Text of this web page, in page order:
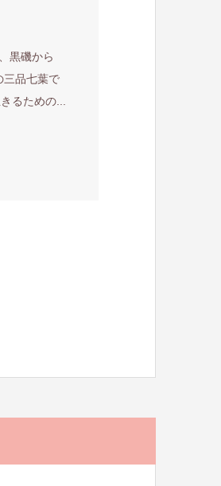
黒磯から
三品七葉で
るための...